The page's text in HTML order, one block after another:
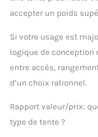
accepter un poids
Si votre usage est
logique de conception
entre accès,
d’un choix rationnel.
Rapport valeur/prix:
type de tente ?